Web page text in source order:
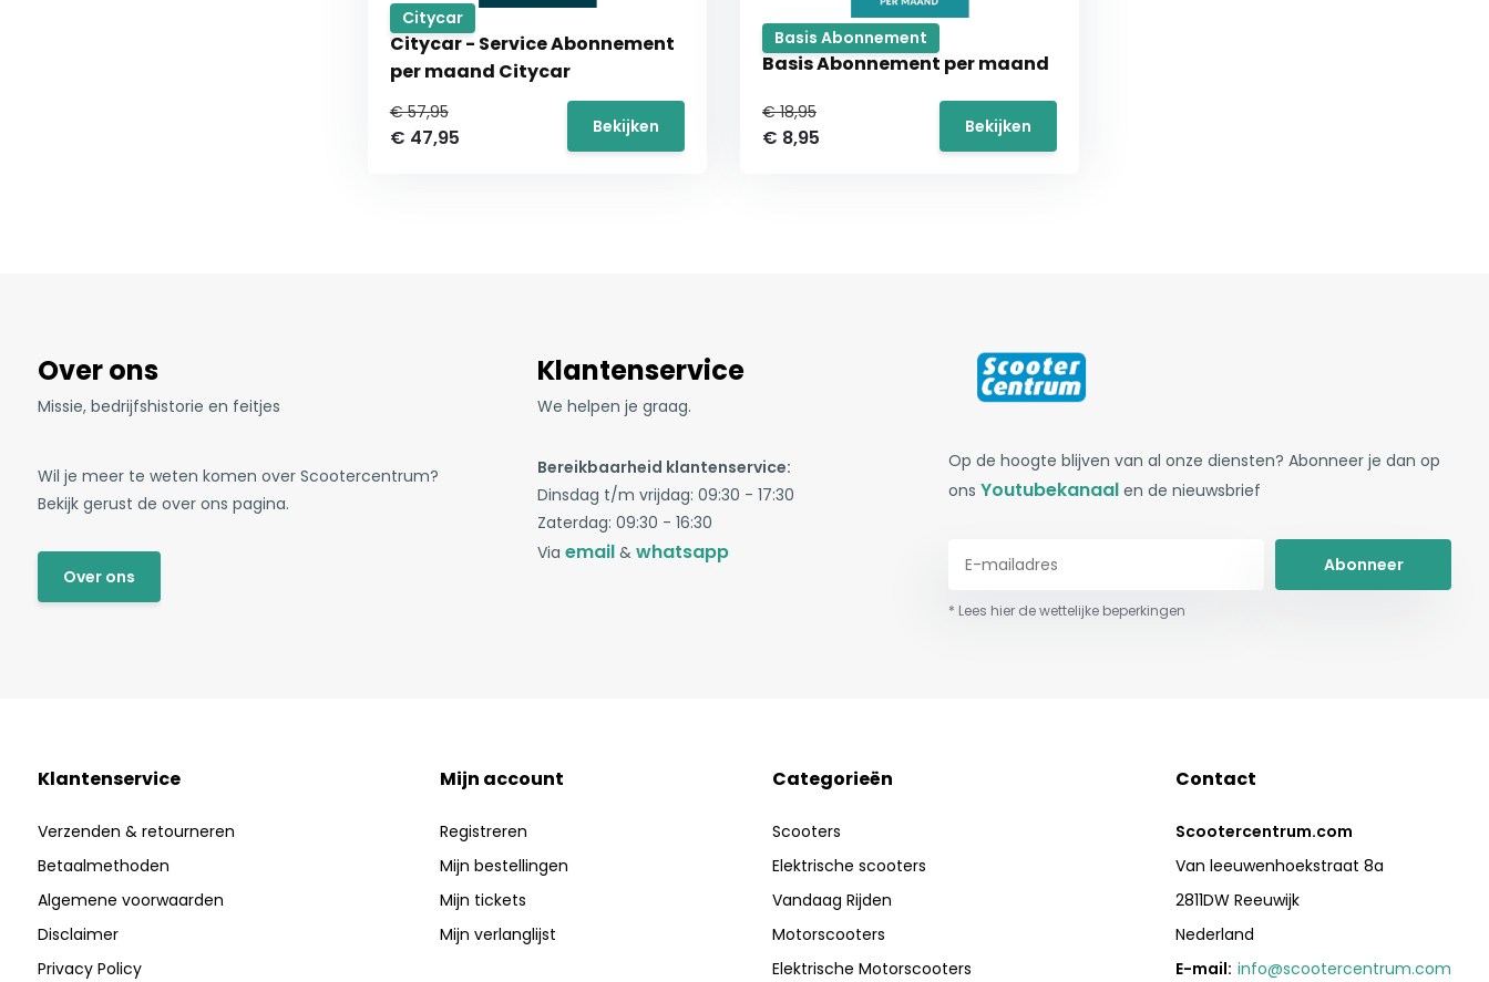
Citycar
Citycar - Service Abonnement
per maand Citycar
€ 57,95
€ 47,95 Bekijken
Basis Abonnement
Basis Abonnement per maand
€ 18,95
€ 8,95 Bekijken
Over ons
Missie, bedrijfshistorie en feitjes
Wil je meer te weten komen over Scootercentrum?
Bekijk gerust de over ons pagina.
Over ons
Klantenservice
We helpen je graag.
Bereikbaarheid klantenservice:
Dinsdag t/m vrijdag: 09:30 - 17:30
Zaterdag: 09:30 - 16:30
Via email& whatsapp
Op de hoogte blijven van al onze diensten? Abonneer je dan op
onsYoutubekanaal en de nieuwsbrief
Abonneer
* Lees hier de wettelijke beperkingen
Klantenservice
Verzenden & retourneren
Betaalmethoden
Algemene voorwaarden
Disclaimer
Privacy Policy
Mijn account
Registreren
Mijn bestellingen
Mijn tickets
Mijn verlanglijst
Categorieën
Scooters
Elektrische scooters
Vandaag Rijden
Motorscooters
Elektrische Motorscooters
Contact
Scootercentrum.com
Van leeuwenhoekstraat 8a
2811DW Reeuwijk
Nederland
E-mail: info@scootercentrum.com